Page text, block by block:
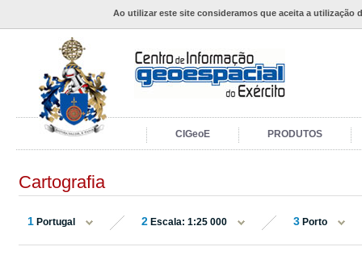
Ao utilizar este site consideramos que aceita a utilização
CIGeoE PRODUTOS
Cartografia
1 Portugal 2 Escala: 1:25 000 3 Porto